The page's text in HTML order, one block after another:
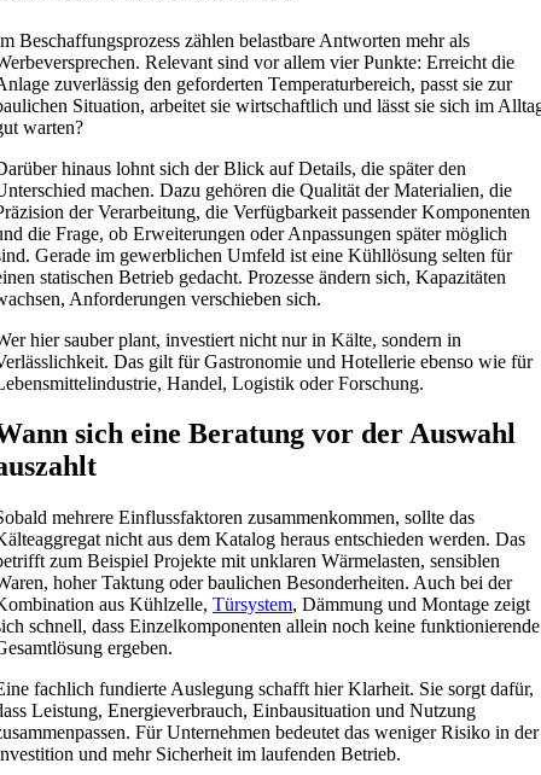
Beschaffungsprozess zählen belastbare Antworten mehr als
Relevant sind vor allem vier Punkte: Erreicht die
zuverlässig den geforderten Temperaturbereich, passt sie zur
Situation, arbeitet sie wirtschaftlich und lässt sie sich im
warten?
hinaus lohnt sich der Blick auf Details, die später den
machen. Dazu gehören die Qualität der Materialien, die
der Verarbeitung, die Verfügbarkeit passender Komponenten
die Frage, ob Erweiterungen oder Anpassungen später möglich
Gerade im gewerblichen Umfeld ist eine Kühllösung selten für
statischen Betrieb gedacht. Prozesse ändern sich, Kapazitäten
Anforderungen verschieben sich.
hier sauber plant, investiert nicht nur in Kälte, sondern in
Das gilt für Gastronomie und Hotellerie ebenso wie für
Handel, Logistik oder Forschung.
sich eine Beratung vor der Auswahl
mehrere Einflussfaktoren zusammenkommen, sollte das
nicht aus dem Katalog heraus entschieden werden. Das
zum Beispiel Projekte mit unklaren Wärmelasten, sensiblen
hoher Taktung oder baulichen Besonderheiten. Auch bei der
aus Kühlzelle,Türsystem, Dämmung und Montage zeigt
schnell, dass Einzelkomponenten allein noch keine funktionierende
ergeben.
fachlich fundierte Auslegung schafft hier Klarheit. Sie sorgt dafür,
Leistung, Energieverbrauch, Einbausituation und Nutzung
Für Unternehmen bedeutet das weniger Risiko in der
und mehr Sicherheit im laufenden Betrieb.